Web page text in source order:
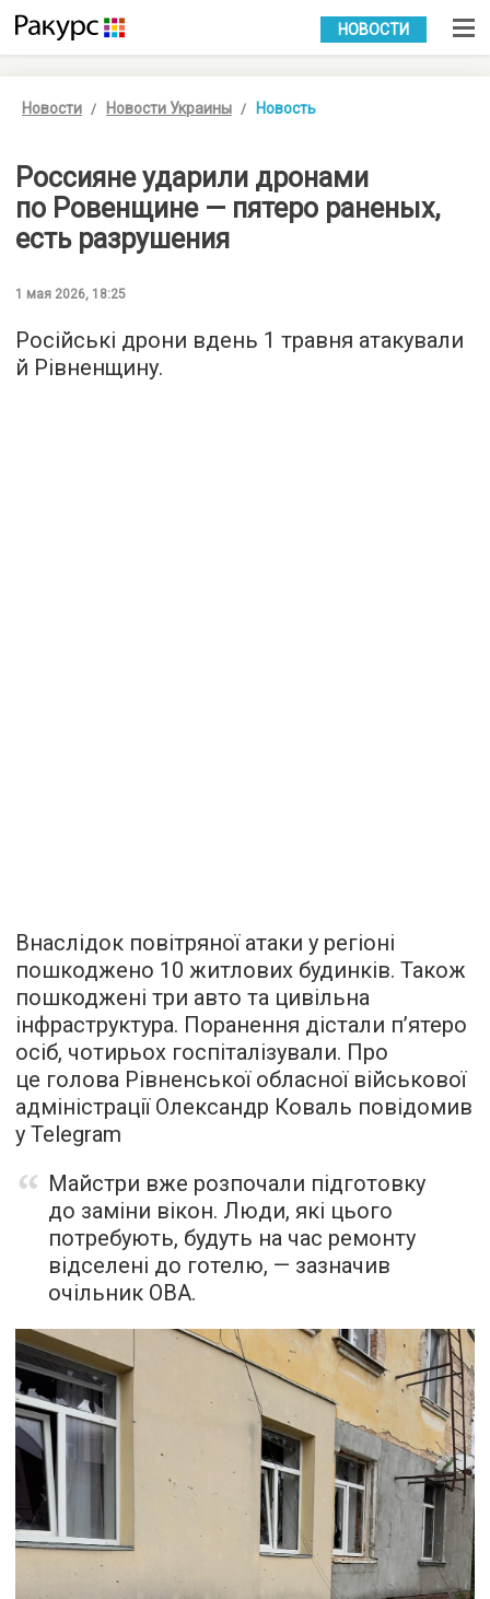
УКР РУС
НОВОСТИ
Новости Новости Украины Новость
Россияне ударили дронами
по Ровенщине — пятеро раненых,
есть разрушения
1 мая 2026, 18:25
Російські дрони вдень 1 травня атакували
й Рівненщину.
Внаслідок повітряної атаки у регіоні
пошкоджено 10 житлових будинків. Також
пошкоджені три авто та цивільна
інфраструктура. Поранення дістали п’ятеро
осіб, чотирьох госпіталізували. Про
це голова Рівненської обласної військової
адміністрації Олександр Коваль повідомив
у Telegram
Майстри вже розпочали підготовку
до заміни вікон. Люди, які цього
потребують, будуть на час ремонту
відселені до готелю, — зазначив
очільник ОВА.